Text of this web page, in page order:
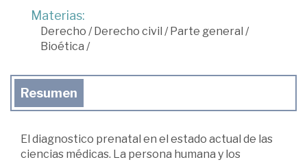
Materias:
Derecho / Derecho civil / Parte general /
Bioética /
Resumen
El diagnostico prenatal en el estado actual de las
ciencias médicas. La persona humana y los